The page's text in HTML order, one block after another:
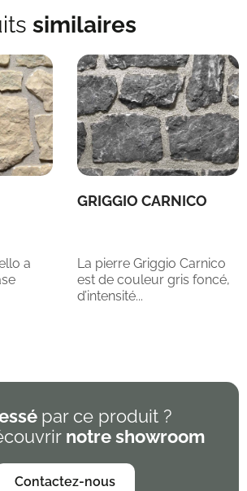
similaires
a
GRIGGIO CARNICO
La pierre Griggio Carnico
est de couleur gris foncé,
d’intensité...
par ce produit ?
notre showroom
Contactez-nous